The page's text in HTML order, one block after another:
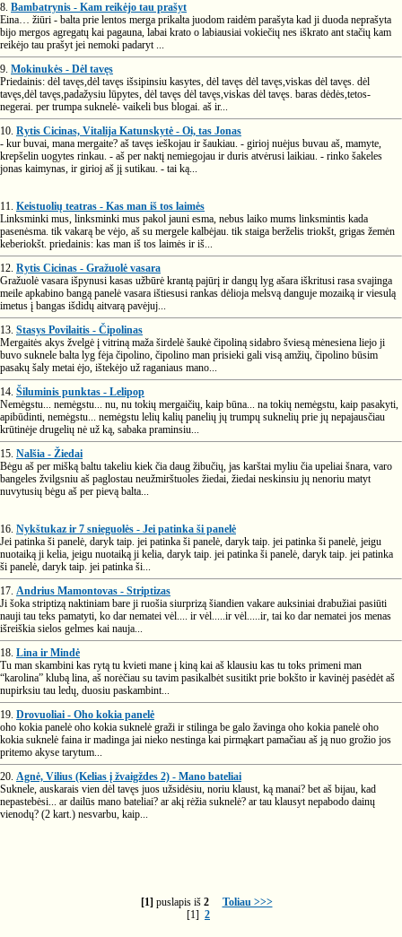
8. Bambatrynis - Kam reikėjo tau prašyt
Eina… žiūri - balta prie lentos merga prikalta juodom raidėm parašyta kad ji duoda neprašyta
bijo mergos agregatų kai pagauna, labai krato o labiausiai vokiečių nes iškrato ant stačių kam
reikėjo tau prašyt jei nemoki padaryt ...
9. Mokinukės - Dėl tavęs
Priedainis: dėl tavęs,dėl tavęs išsipinsiu kasytes, dėl tavęs dėl tavęs,viskas dėl tavęs. dėl
tavęs,dėl tavęs,padažysiu lūpytes, dėl tavęs dėl tavęs,viskas dėl tavęs. baras dėdės,tetos-
negerai. per trumpa suknelė- vaikeli bus blogai. aš ir...
10. Rytis Cicinas, Vitalija Katunskytė - Oi, tas Jonas
- kur buvai, mana mergaite? aš tavęs ieškojau ir šaukiau. - girioj nuėjus buvau aš, mamyte,
krepšelin uogytes rinkau. - aš per naktį nemiegojau ir duris atvėrusi laikiau. - rinko šakeles
jonas kaimynas, ir girioj aš jį sutikau. - tai ką...
11. Keistuolių teatras - Kas man iš tos laimės
Linksminki mus, linksminki mus pakol jauni esma, nebus laiko mums linksmintis kada
pasenėsma. tik vakarą be vėjo, aš su mergele kalbėjau. tik staiga berželis triokšt, grigas žemėn
keberiokšt. priedainis: kas man iš tos laimės ir iš...
12. Rytis Cicinas - Gražuolė vasara
Gražuolė vasara išpynusi kasas užbūrė krantą pajūrį ir dangų lyg ašara iškritusi rasa svajinga
meile apkabino bangą panelė vasara ištiesusi rankas dėlioja melsvą danguje mozaiką ir viesulą
imetus į bangas išdidų aitvarą pavėjuj...
13. Stasys Povilaitis - Čipolinas
Mergaitės akys žvelgė į vitriną maža širdelė šaukė čipoliną sidabro šviesą mėnesiena liejo ji
buvo suknele balta lyg fėja čipolino, čipolino man prisieki gali visą amžių, čipolino būsim
pasakų šaly metai ėjo, ištekėjo už raganiaus mano...
14. Šiluminis punktas - Lelipop
Nemėgstu... nemėgstu... nu, nu tokių mergaičių, kaip būna... na tokių nemėgstu, kaip pasakyti,
apibūdinti, nemėgstu... nemėgstu lelių kalių panelių jų trumpų suknelių prie jų nepajausčiau
krūtinėje drugelių nė už ką, sabaka praminsiu...
15. Nalšia - Žiedai
Bėgu aš per mišką baltu takeliu kiek čia daug žibučių, jas karštai myliu čia upeliai šnara, varo
bangeles žvilgsniu aš paglostau neužmirštuoles žiedai, žiedai neskinsiu jų nenoriu matyt
nuvytusių bėgu aš per pievą balta...
16. Nykštukaz ir 7 snieguolės - Jei patinka ši panelė
Jei patinka ši panelė, daryk taip. jei patinka ši panelė, daryk taip. jei patinka ši panelė, jeigu
nuotaiką ji kelia, jeigu nuotaiką ji kelia, daryk taip. jei patinka ši panelė, daryk taip. jei patinka
ši panelė, daryk taip. jei patinka ši...
17. Andrius Mamontovas - Striptizas
Ji šoka striptizą naktiniam bare ji ruošia siurprizą šiandien vakare auksiniai drabužiai pasiūti
nauji tau teks pamatyti, ko dar nematei vėl.... ir vėl.....ir vėl.....ir, tai ko dar nematei jos menas
išreiškia sielos gelmes kai nauja...
18. Lina ir Mindė
Tu man skambini kas rytą tu kvieti mane į kiną kai aš klausiu kas tu toks primeni man
“karolina” klubą lina, aš norėčiau su tavim pasikalbėt susitikt prie bokšto ir kavinėj pasėdėt aš
nupirksiu tau ledų, duosiu paskambint...
19. Drovuoliai - Oho kokia panelė
oho kokia panelė oho kokia suknelė graži ir stilinga be galo žavinga oho kokia panelė oho
kokia suknelė faina ir madinga jai nieko nestinga kai pirmąkart pamačiau aš ją nuo grožio jos
pritemo akyse tarytum...
20. Agnė, Vilius (Kelias į žvaigždes 2) - Mano bateliai
Suknele, auskarais vien dėl tavęs juos užsidėsiu, noriu klaust, ką manai? bet aš bijau, kad
nepastebėsi... ar dailūs mano bateliai? ar akį rėžia suknelė? ar tau klausyt nepabodo dainų
vienodų? (2 kart.) nesvarbu, kaip...
[1] puslapis iš 2
Toliau >>>
[1] 2